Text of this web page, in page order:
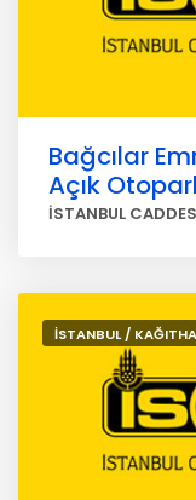
Bağcılar
Açık
İSTANBUL
İSTANBUL /